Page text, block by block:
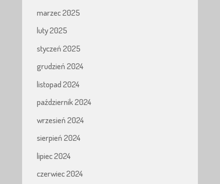
marzec 2025
luty 2025
styczeń 2025
grudzień 2024
listopad 2024
październik 2024
wrzesień 2024
sierpień 2024
lipiec 2024
czerwiec 2024